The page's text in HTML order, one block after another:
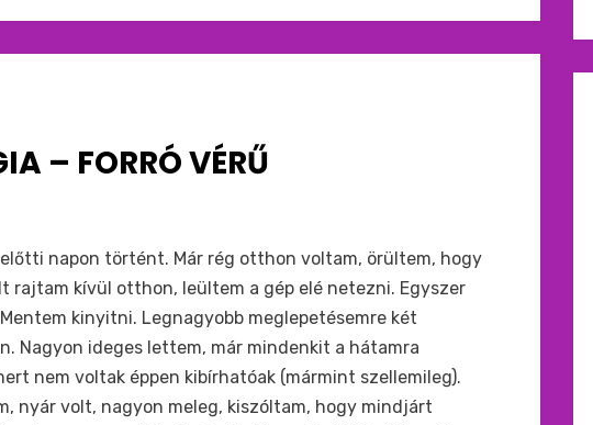
– FORRÓ VÉRŰ
napon történt. Már rég otthon voltam, örültem, hogy
rajtam kívül otthon, leültem a gép elé netezni. Egyszer
kinyitni. Legnagyobb meglepetésemre két
Nagyon ideges lettem, már mindenkit a hátamra
nem voltak éppen kibírhatóak (mármint szellemileg).
nyár volt, nagyon meleg, kiszóltam, hogy mindjárt